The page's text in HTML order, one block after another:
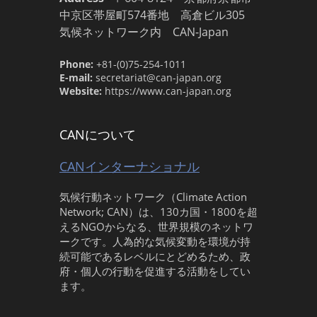
中京区帯屋町574番地 高倉ビル305
気候ネットワーク内 CAN-Japan
Phone: +81-(0)75-254-1011
E-mail: secretariat@can-japan.org
Website: https://www.can-japan.org
CANについて
CANインターナショナル
気候行動ネットワーク（Climate Action
Network; CAN）は、130カ国・1800を超
えるNGOからなる、世界規模のネットワ
ークです。人為的な気候変動を環境が持
続可能であるレベルにとどめるため、政
府・個人の行動を促進する活動をしてい
ます。